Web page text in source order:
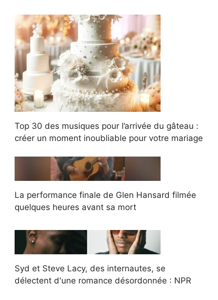
Top 30 des musiques pour l’arrivée du gâteau :
créer un moment inoubliable pour votre mariage
La performance finale de Glen Hansard filmée
quelques heures avant sa mort
Syd et Steve Lacy, des internautes, se
délectent d'une romance désordonnée : NPR